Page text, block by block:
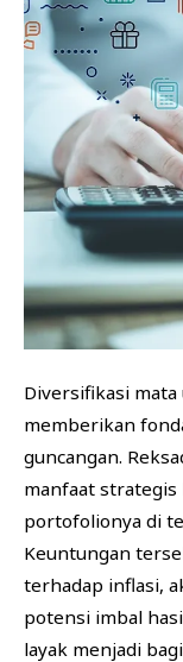
Diversifikasi
memberikan
guncangan.
manfaat
portofolionya di
Keuntungan
terhadap inflasi,
potensi imbal
layak menjadi